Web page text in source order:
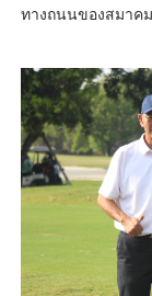
ทางถนนของสมาค